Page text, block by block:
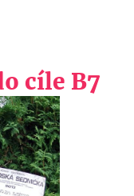
cíle B7